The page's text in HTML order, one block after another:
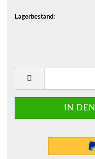
Lagerbestand: